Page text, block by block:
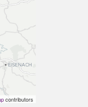
contributors